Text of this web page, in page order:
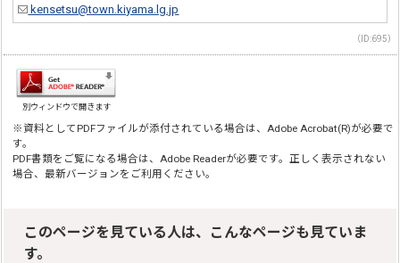
kensetsu@town.kiyama.lg.jp
（ID:695）
別ウィンドウで開きます
※資料としてPDFファイルが添付されている場合は、Adobe Acrobat(R)が必要で
す。
PDF書類をご覧になる場合は、Adobe Readerが必要です。正しく表示されない
場合、最新バージョンをご利用ください。
このページを見ている人は、こんなページも見ていま
す。